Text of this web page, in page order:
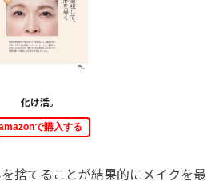
化け活。
で購入する
捨てることが結果的にメイクを最